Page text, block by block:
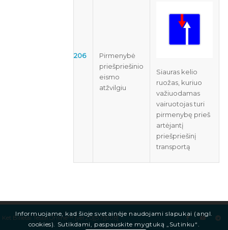
206
Pirmenybė
priešpriešinio
eismo
atžvilgiu
Siauras kelio
ruožas, kuriuo
važiuodamas
vairuotojas turi
pirmenybę prieš
artėjantį
priešpriešinį
transportą
Ket Bilietai Testai.Online™ [ver.2.0][5.7][6.0.8]
Informuojame, kad šioje svetainėje naudojami slapukai (angl.
cookies). Sutikdami, paspauskite mygtuką „Sutinku“.